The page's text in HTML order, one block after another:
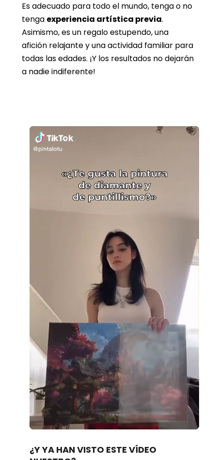
Es adecuado para todo el mundo, tenga o no
tenga experiencia artística previa.
Asimismo, es un regalo estupendo, una
afición relajante y una actividad familiar para
todas las edades. ¡Y los resultados no dejarán
a nadie indiferente!
Unmute Loaded:
100.00%
¿Y YA HAN VISTO ESTE VÍDEO